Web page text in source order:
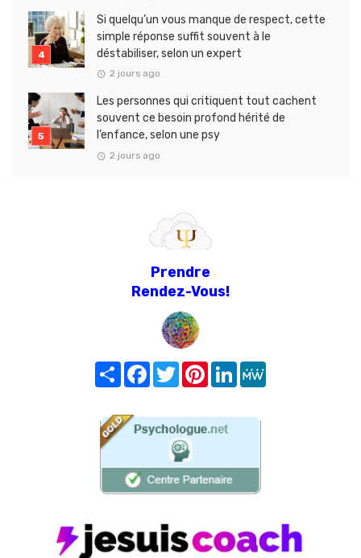
Si quelqu’un vous manque de respect, cette
simple réponse suffit souvent à le
déstabiliser, selon un expert
2 jours ago
Les personnes qui critiquent tout cachent
souvent ce besoin profond hérité de
l’enfance, selon une psy
2 jours ago
Prendre
Rendez-Vous!
Share FacebookTwitterPinterest
LinkedIn